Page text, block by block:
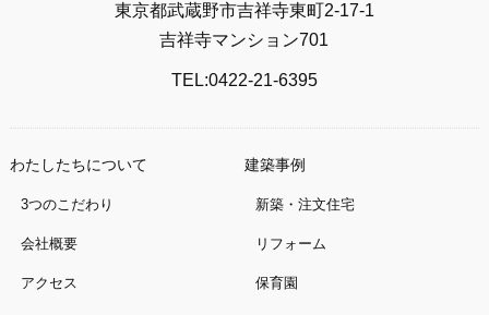
東京都武蔵野市吉祥寺東町2-17-1
吉祥寺マンション701
TEL:0422-21-6395
わたしたちについて
3つのこだわり
会社概要
アクセス
建築事例
新築・注文住宅
リフォーム
保育園